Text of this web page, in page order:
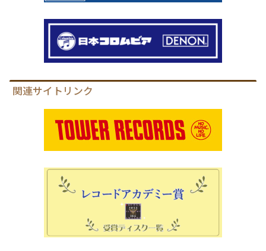
関連サイトリンク